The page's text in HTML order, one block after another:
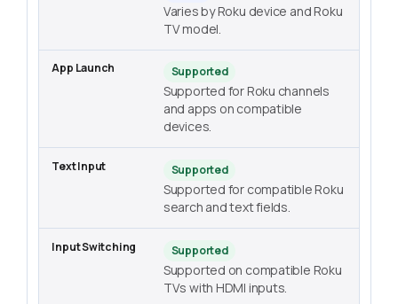
Varies by Roku device and Roku
TV model.
Supported
Supported for Roku channels
and apps on compatible
devices.
Supported
Supported for compatible Roku
search and text fields.
Supported
Supported on compatible Roku
TVs with HDMI inputs.